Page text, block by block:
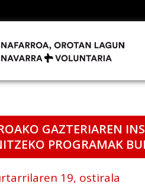
GAZTERIAREN
PROGRAMAK
19, ostirala